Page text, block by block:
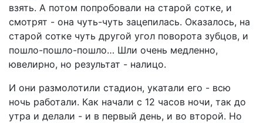
взять. А потом попробовали на старой сотке, и
смотрят - она чуть-чуть зацепилась. Оказалось, на
старой сотке чуть другой угол поворота зубцов, и
пошло-пошло-пошло… Шли очень медленно,
ювелирно, но результат - налицо.
И они размолотили стадион, укатали его - всю
ночь работали. Как начали с 12 часов ночи, так до
утра и делали - и в первый день, и во второй. Но